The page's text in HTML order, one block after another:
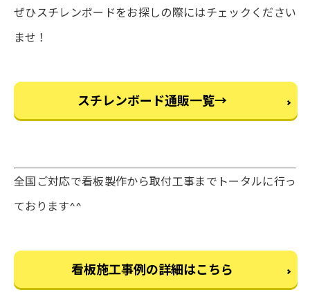
ぜひスチレンボードをお探しの際にはチェックください
ませ！
スチレンボード通販一覧→
全国ご対応で看板製作から取付工事までトータルに行っ
ております^^
看板施工事例の詳細はこちら